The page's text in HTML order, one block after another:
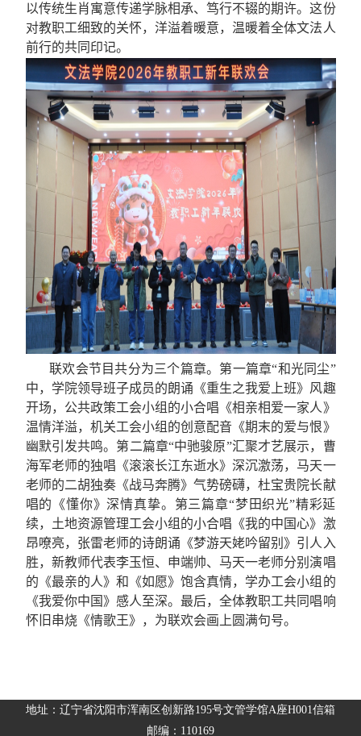
以传统生肖寓意传递学脉相承、笃行不辍的期许。这份
对教职工细致的关怀，洋溢着暖意，温暖着全体文法人
前行的共同印记。
联欢会节目共分为三个篇章。第一篇章“和光同尘”
中，学院领导班子成员的朗诵《重生之我爱上班》风趣
开场，公共政策工会小组的小合唱《相亲相爱一家人》
温情洋溢，机关工会小组的创意配音《期末的爱与恨》
幽默引发共鸣。第二篇章“中驰骏原”汇聚才艺展示，曹
海军老师的独唱《滚滚长江东逝水》深沉激荡，马天一
老师的二胡独奏《战马奔腾》气势磅礴，杜宝贵院长献
唱的《懂你》深情真挚。第三篇章“梦田织光”精彩延
续，土地资源管理工会小组的小合唱《我的中国心》激
昂嘹亮，张雷老师的诗朗诵《梦游天姥吟留别》引人入
胜，新教师代表李玉恒、申端帅、马天一老师分别演唱
的《最亲的人》和《如愿》饱含真情，学办工会小组的
《我爱你中国》感人至深。最后，全体教职工共同唱响
怀旧串烧《情歌王》，为联欢会画上圆满句号。
地址：辽宁省沈阳市浑南区创新路195号文管学馆A座H001信箱
邮编：110169